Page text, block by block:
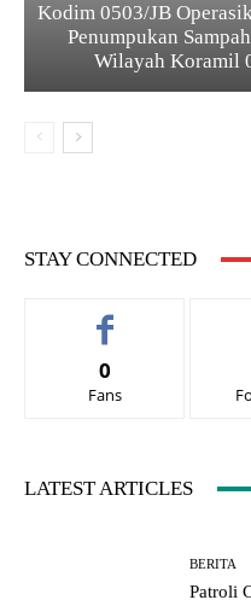
Kodim 0503/JB
Penumpukan
Wilayah Koramil
STAY CONNECTED
0
Fans
LATEST ARTICLES
BERITA
Patroli